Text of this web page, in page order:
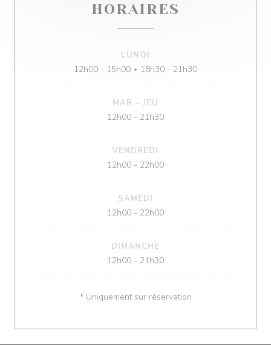
HORAIRES
LUNDI
12h00 - 15h00 • 18h30 - 21h30
MAR -JEU
12h00 - 21h30
VENDREDI
12h00 - 22h00
SAMEDI
12h00 - 22h00
DIMANCHE
12h00 - 21h30
* Uniquement sur réservation